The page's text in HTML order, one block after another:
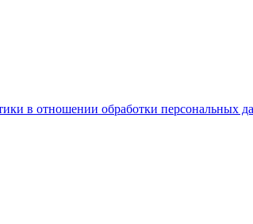
в отношении обработки персональных